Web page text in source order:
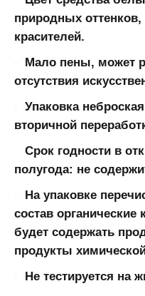
природных
красителей.
Мало пены, может
отсутствия
Упаковка
вторичной
Срок годности в
полугода: не
На упаковке
состав
будет содержать
продукты
Не тестируется на